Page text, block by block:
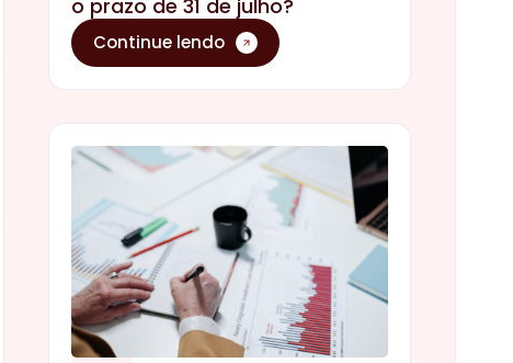
o prazo de 31 de julho?
Continue lendo